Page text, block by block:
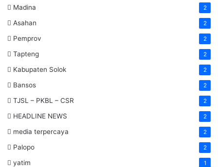
Madina 2
Asahan 2
Pemprov 2
Tapteng 2
Kabupaten Solok 2
Bansos 2
TJSL – PKBL – CSR 2
HEADLINE NEWS 2
media terpercaya 2
Palopo 2
yatim 1